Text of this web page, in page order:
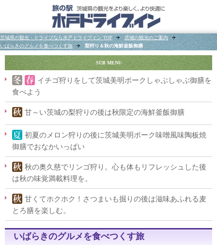
茨城県の観光・ドライブなら水戸ドライブイン TOP
茨城の観光のご案内
いばらきのグルメを食べつくす旅
梨狩り＆秋の海鮮釜飯御膳
SUB MENU
イチゴ狩りをして茨城美明ポークしゃぶしゃぶ御膳を
食べよう
甘～い茨城の梨狩りの後は秋限定の海鮮釜飯御膳
初夏のメロン狩りの後に茨城美明ポーク味噌風味陶板焼
御膳でおなかいっぱい
秋の奥久慈でリンゴ狩り。心も体もリフレッシュした後
は秋の味覚満載料理を。
甘くてホクホク！さつまいも掘りの後は滋味あふれる麦
とろ膳を楽しむ。
いばらきのグルメを食べつくす旅